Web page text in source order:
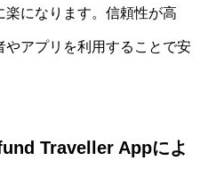
楽になります。信頼性が高
やアプリを利用することで安
Traveller Appによ